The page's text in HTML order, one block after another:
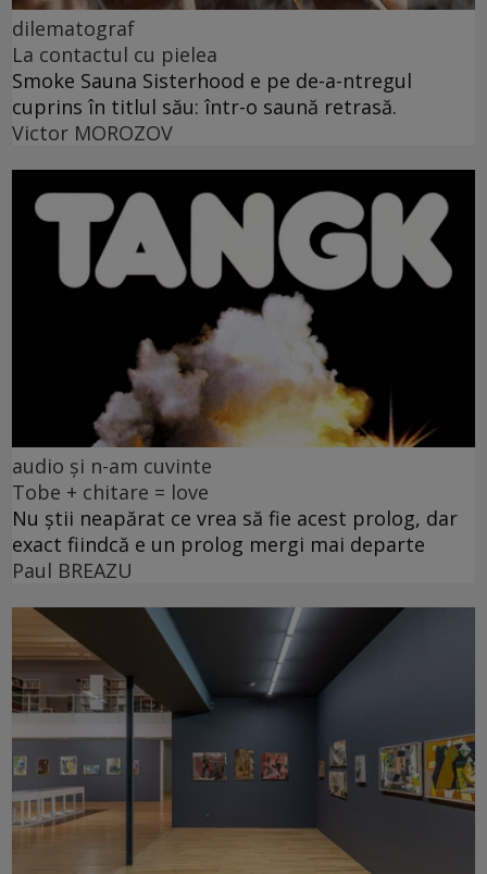
dilematograf
La contactul cu pielea
Smoke Sauna Sisterhood e pe de-a-ntregul
cuprins în titlul său: într-o saună retrasă.
Victor MOROZOV
audio și n-am cuvinte
Tobe + chitare = love
Nu știi neapărat ce vrea să fie acest prolog, dar
exact fiindcă e un prolog mergi mai departe
Paul BREAZU